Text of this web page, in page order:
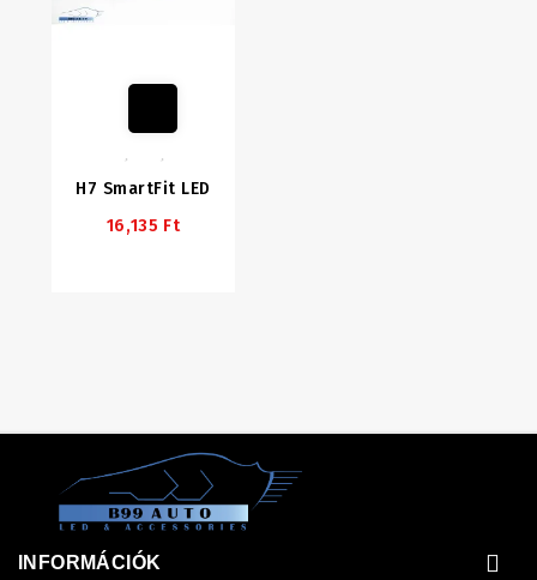
H7 SmartFit LED
16,135 Ft
INFORMÁCIÓK